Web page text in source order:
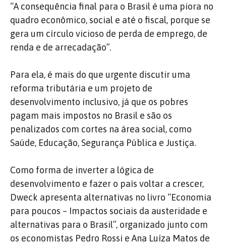
“A consequência final para o Brasil é uma piora no
quadro econômico, social e até o fiscal, porque se
gera um círculo vicioso de perda de emprego, de
renda e de arrecadação”.
Para ela, é mais do que urgente discutir uma
reforma tributária e um projeto de
desenvolvimento inclusivo, já que os pobres
pagam mais impostos no Brasil e são os
penalizados com cortes na área social, como
Saúde, Educação, Segurança Pública e Justiça.
Como forma de inverter a lógica de
desenvolvimento e fazer o país voltar a crescer,
Dweck apresenta alternativas no livro “Economia
para poucos – Impactos sociais da austeridade e
alternativas para o Brasil”, organizado junto com
os economistas Pedro Rossi e Ana Luíza Matos de